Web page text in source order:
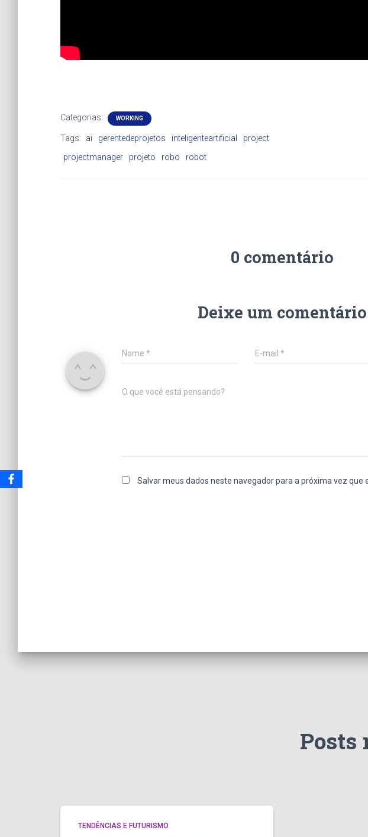
Categorias: WORKING
Tags: ai gerentedeprojetos inteligenteartificial
project
projectmanager
projeto robo robot
0 comentário
Deixe um comentário
Nome * E-mail*
O que você está pensando?
Salvar meus dados neste navegador para a próxima vez que
Posts
TENDÊNCIAS E FUTURISMO